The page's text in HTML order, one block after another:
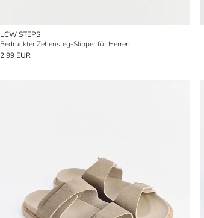
LCW STEPS
Bedruckter Zehensteg-Slipper für Herren
2.99 EUR